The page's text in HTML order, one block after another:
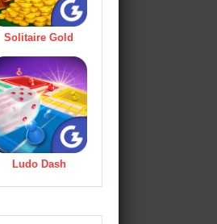
Solitaire Gold
Ludo Dash